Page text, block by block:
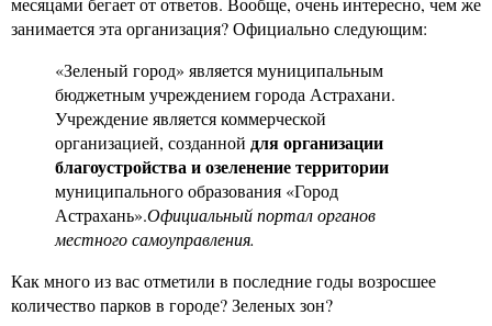
занимается эта организация? Официально следующим:
«Зеленый город» является муниципальным
бюджетным учреждением города Астрахани.
Учреждение является коммерческой
организацией, созданной для организации
благоустройства и озеленение территории
муниципального образования «Город
Астрахань».Официальный портал органов
местного самоуправления.
Как много из вас отметили в последние годы возросшее
количество парков в городе? Зеленых зон?